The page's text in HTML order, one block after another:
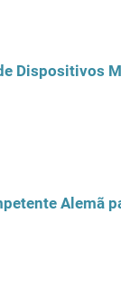
Dispositivos